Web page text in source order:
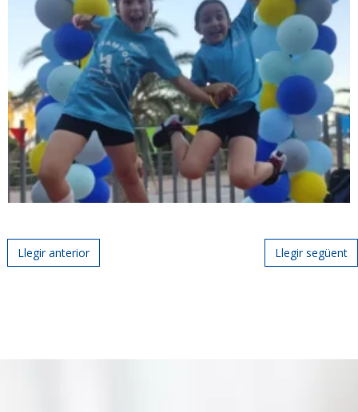
Post navigation
Llegir anterior Llegir següent